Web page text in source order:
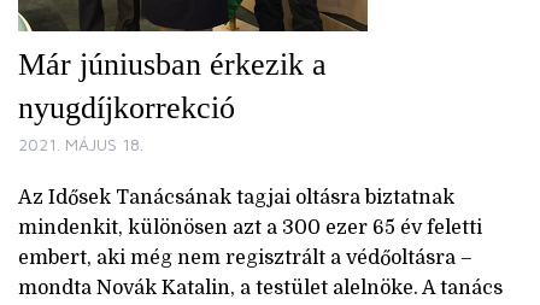
Már júniusban érkezik a
nyugdíjkorrekció
2021. MÁJUS 18.
Az Idősek Tanácsának tagjai oltásra biztatnak
mindenkit, különösen azt a 300 ezer 65 év feletti
embert, aki még nem regisztrált a védőoltásra –
mondta Novák Katalin, a testület alelnöke. A tanács